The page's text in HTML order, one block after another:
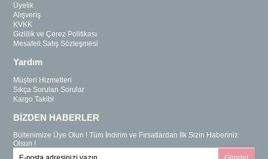
Üyelik
Alışveriş
KVKK
Gizlilik ve Çerez Politikası
Mesafeli Satış Sözleşmesi
Yardım
Müşteri Hizmetleri
Sıkça Sorulan Sorular
Kargo Takibi
BİZDEN HABERLER
Bültenimize Üye Olun ! Tüm İndirim ve Fırsatlardan İlk Sizin Haberiniz
Olsun !